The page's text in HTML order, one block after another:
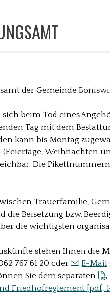
der Gemeinde
sich beim Tod eines
Tag mit dem
kann bis Montag
Weihnachten
Die
Trauerfamilie,
die Beisetzung bzw.
die wichtigsten
stehen Ihnen die
767 61 20 oder
E-Mail
Sie dem separaten
Friedhofreglement [pdf,